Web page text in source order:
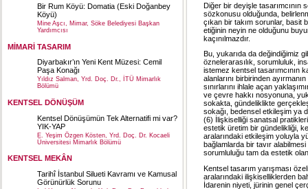
Bir Rum Köyü: Domatia (Eski Doğanbey
Köyü)
Mine Aşcı, Mimar, Söke Belediyesi Başkan
Yardımcısı
MİMARİ TASARIM
Diyarbakır’ın Yeni Kent Müzesi: Cemil
Paşa Konağı
Yıldız Salman, Yrd. Doç. Dr., İTÜ Mimarlık
Bölümü
KENTSEL DÖNÜŞÜM
Kentsel Dönüşümün Tek Alternatifi mi var?
YIK-YAP
E. Yeşim Özgen Kösten, Yrd. Doç. Dr. Kocaeli
Üniversitesi Mimarlık Bölümü
KENTSEL MEKÂN
Tarihî İstanbul Silueti Kavramı ve Kamusal
Görünürlük Sorunu
Diğer bir deyişle tasarımcının
sözkonusu olduğunda,
çıkan bir takım sorunlar, basit
etiğinin neyin ne olduğunu
kaçınılmazdır.
Bu, yukarıda da değindiğimiz
öznelerarasılık, sorumluluk,
istemez kentsel tasarımcının
alanlarını birbirinden
sınırlarını ihlale açan
ve çevre hakkı nosyonuna,
sokakta, gündeliklikte
sokağı, bedensel etkileşim ya
(6) İlişkiselliği sanatsal
estetik üretim bir gündelikliği,
aralarındaki etkileşim yoluyla
bağlamlarda bir tavır
sorumluluğu tam da estetik
Kentsel tasarım yarışması
aralarındaki ilişkiselliklerden
İdarenin niyeti, jürinin genel